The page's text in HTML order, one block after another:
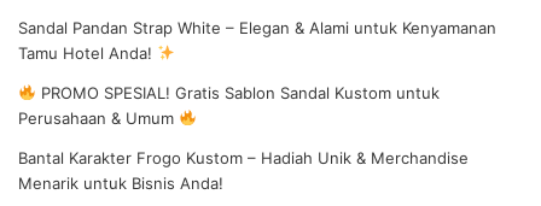
Sandal Pandan Strap White – Elegan & Alami untuk Kenyamanan
Tamu Hotel Anda!
PROMO SPESIAL! Gratis Sablon Sandal Kustom untuk
Perusahaan & Umum
Bantal Karakter Frogo Kustom – Hadiah Unik & Merchandise
Menarik untuk Bisnis Anda!